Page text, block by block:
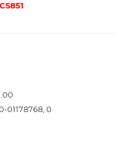
01178768, 0